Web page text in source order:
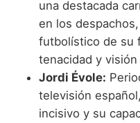
una destacada
en los
futbolístico de su
tenacidad y
Jordi Évole:
televisión
incisivo y su